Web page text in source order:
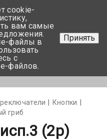
+375 17-350-99-56
+375 44-752-82-08
Задать вопрос
Кнопки
гриб
(2р)
cookie-
вам самые
файлы в
с
файлов.
Принять